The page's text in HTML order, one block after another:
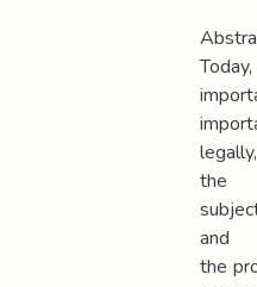
the
and
the